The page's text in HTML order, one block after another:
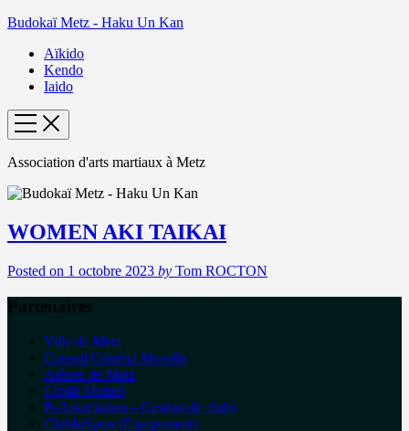
Budokaï Metz - Haku Un Kan
Aïkido
Kendo
Iaido
Association d'arts martiaux à Metz
WOMEN AKI TAIKAI
Posted on 1 octobre 2023 by Tom ROCTON
Partenaires
Ville de Metz
Conseil Général Moselle
Arènes de Metz
Crédit Mutuel
B-Association – Gestion de clubs
ClubInSport (Equipement)